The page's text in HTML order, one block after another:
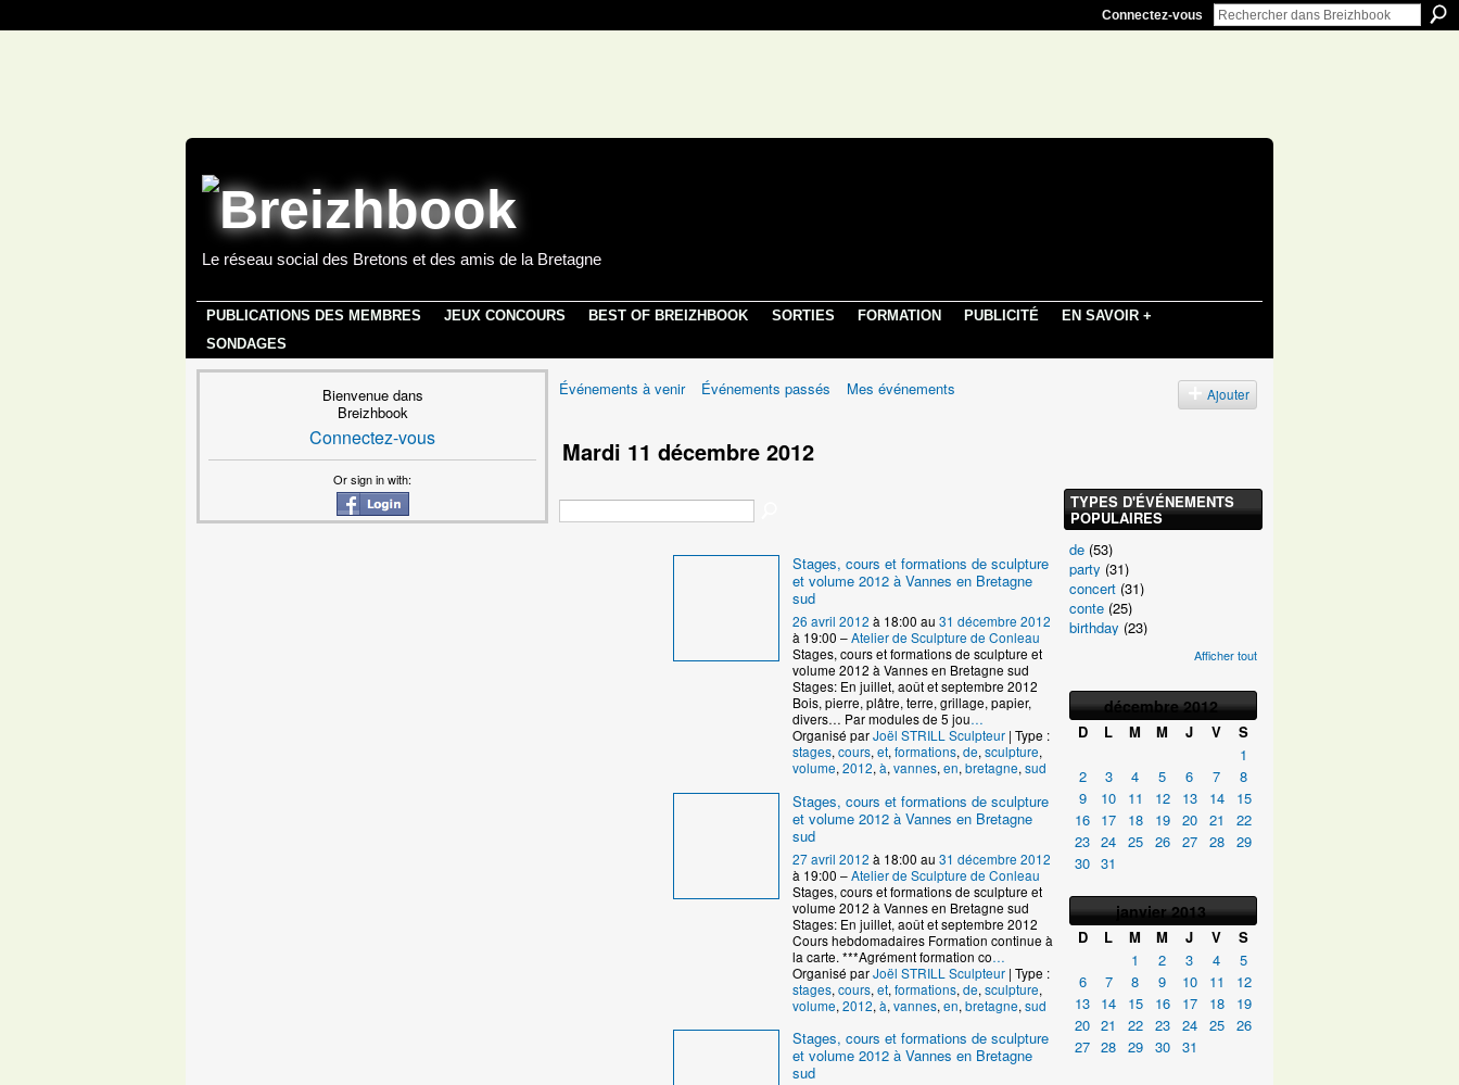
Connectez-vous
Le réseau social des Bretons et des amis de la Bretagne
PUBLICATIONS DES MEMBRES JEUX CONCOURS BEST OF BREIZHBOOK SORTIES FORMATION PUBLICITÉ
EN SAVOIR +
SONDAGES
Bienvenue dans
Breizhbook
Connectez-vous
Or sign in with:
Événements à venir Événements passés Mes événements Ajouter
Mardi 11 décembre 2012
Stages, cours et formations de sculpture
et volume 2012 à Vannes en Bretagne
sud
26 avril 2012 à 18:00 au 31 décembre 2012
à 19:00 –Atelier de Sculpture de Conleau
Stages, cours et formations de sculpture et
volume 2012 à Vannes en Bretagne sud
Stages: En juillet, août et septembre 2012
Bois, pierre, plâtre, terre, grillage, papier,
divers… Par modules de 5 jou…
Organisé parJoël STRILL Sculpteur | Type :
stages, cours, et, formations, de, sculpture,
volume, 2012, à, vannes, en, bretagne, sud
Stages, cours et formations de sculpture
et volume 2012 à Vannes en Bretagne
sud
27 avril 2012 à 18:00 au 31 décembre 2012
à 19:00 –Atelier de Sculpture de Conleau
Stages, cours et formations de sculpture et
volume 2012 à Vannes en Bretagne sud
Stages: En juillet, août et septembre 2012
Cours hebdomadaires Formation continue à
la carte. ***Agrément formation co…
Organisé parJoël STRILL Sculpteur | Type :
stages, cours, et, formations, de, sculpture,
volume, 2012, à, vannes, en, bretagne, sud
Stages, cours et formations de sculpture
et volume 2012 à Vannes en Bretagne
sud
TYPES D'ÉVÉNEMENTS
POPULAIRES
de (53)
party (31)
concert (31)
conte (25)
birthday (23)
Afficher tout
décembre 2012
D L M M J V
S
1
2
3 4 5 6 7
8
9
10 11 12 13 14
15
16 17 18 19 20 21
22
23 24 25 26 27 28
29
30 31
janvier 2013
D L M M J V
S
1
2 3 4
5
6
7 8 9 10 11
12
13 14 15 16 17 18
19
20 21 22 23 24 25
26
27 28 29 30 31